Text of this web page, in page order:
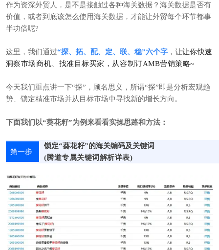
作为资深外贸人，是不是接触过各种海关数据？海关数据是否有
价值，或者到底该怎么使用海关数据，才能让外贸每个环节都事
半功倍呢?
这里，我们通过“探、拓、配、定、联、稳”六个字，让让你快速
洞察市场商机、找准目标买家，从容制订AMB营销策略~
今天我们重点讲一下“探”，顾名思义，所谓“探”即是分析宏观趋
势、锁定精准市场并从目标市场中寻找新的增长方向。
下面我们以“葵花籽”为例来看看实操思路和方法：
第一步
锁定“葵花籽”的海关编码及关键词
(腾道专属关键词解析详表)